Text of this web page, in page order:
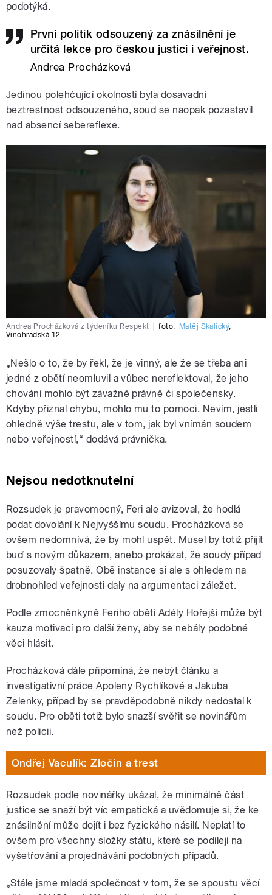
podotýká.
První politik odsouzený za znásilnění je
určitá lekce pro českou justici i veřejnost.
Andrea Procházková
Jedinou polehčující okolností byla dosavadní
beztrestnost odsouzeného, soud se naopak pozastavil
nad absencí sebereflexe.
Andrea Procházková z týdeníku Respekt foto: Matěj Skalický,
Vinohradská 12
„Nešlo o to, že by řekl, že je vinný, ale že se třeba ani
jedné z obětí neomluvil a vůbec nereflektoval, že jeho
chování mohlo být závažné právně či společensky.
Kdyby přiznal chybu, mohlo mu to pomoci. Nevím, jestli
ohledně výše trestu, ale v tom, jak byl vnímán soudem
nebo veřejností,“ dodává právnička.
Nejsou nedotknutelní
Rozsudek je pravomocný, Feri ale avizoval, že hodlá
podat dovolání k Nejvyššímu soudu. Procházková se
ovšem nedomnívá, že by mohl uspět. Musel by totiž přijít
buď s novým důkazem, anebo prokázat, že soudy případ
posuzovaly špatně. Obě instance si ale s ohledem na
drobnohled veřejnosti daly na argumentaci záležet.
Podle zmocněnkyně Feriho obětí Adély Hořejší může být
kauza motivací pro další ženy, aby se nebály podobné
věci hlásit.
Procházková dále připomíná, že nebýt článku a
investigativní práce Apoleny Rychlíkové a Jakuba
Zelenky, případ by se pravděpodobně nikdy nedostal k
soudu. Pro oběti totiž bylo snazší svěřit se novinářům
než policii.
Ondřej Vaculík: Zločin a trest
Rozsudek podle novinářky ukázal, že minimálně část
justice se snaží být víc empatická a uvědomuje si, že ke
znásilnění může dojít i bez fyzického násilí. Neplatí to
ovšem pro všechny složky státu, které se podílejí na
vyšetřování a projednávání podobných případů.
„Stále jsme mladá společnost v tom, že se spoustu věcí